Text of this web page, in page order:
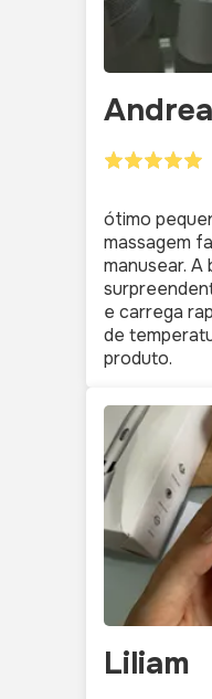
Andrea
ótimo
massagem
manusear. A
e carrega
de
produto.
Liliam